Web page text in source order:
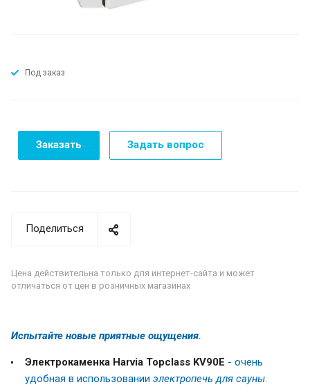
Под заказ
Заказать Задать вопрос
Поделиться
Цена действительна только для интернет-сайта и может
отличаться от цен в розничных магазинах
Испытайте новые приятные ощущения.
Электрокаменка Harvia Topclass KV90E - очень
удобная в использовании электропечь для сауны.